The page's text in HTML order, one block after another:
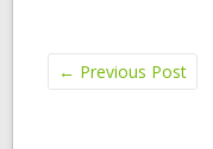
← Previous Post